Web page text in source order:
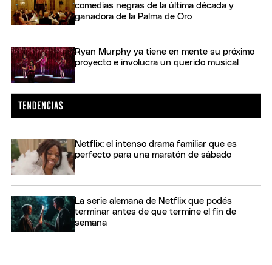
comedias negras de la última década y
ganadora de la Palma de Oro
Ryan Murphy ya tiene en mente su próximo
proyecto e involucra un querido musical
Netflix: el intenso drama familiar que es
perfecto para una maratón de sábado
La serie alemana de Netflix que podés
terminar antes de que termine el fin de
semana